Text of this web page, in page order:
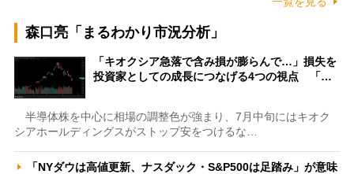
森口亮「まるわかり市況分析」
「キオクシア急落で含み損が膨らんで…」損失を
投資家としての成長につなげる4つの視点 「…
半導体株を中心に相場の調整色が強まり、7月中旬にはキオク
シアホールディングスがストップ安をつけるな…
「NYダウは高値更新、ナスダック・S&P500は足踏み」が意味